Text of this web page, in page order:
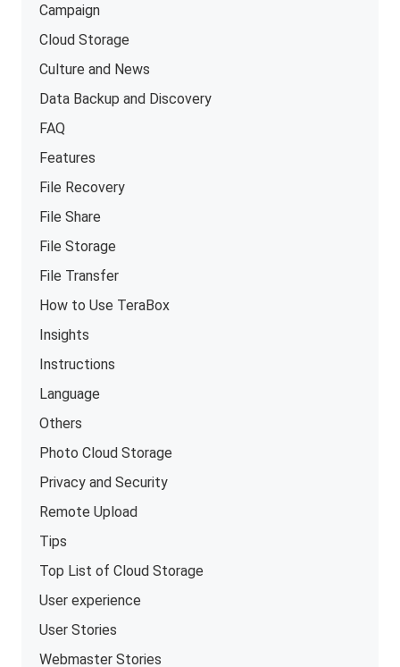
Campaign
Cloud Storage
Culture and News
Data Backup and Discovery
FAQ
Features
File Recovery
File Share
File Storage
File Transfer
How to Use TeraBox
Insights
Instructions
Language
Others
Photo Cloud Storage
Privacy and Security
Remote Upload
Tips
Top List of Cloud Storage
User experience
User Stories
Webmaster Stories